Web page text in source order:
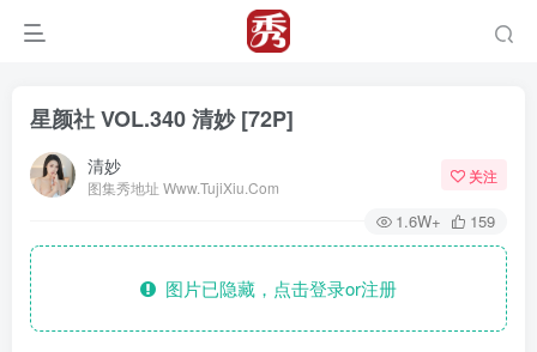
星颜社 VOL.340 清妙 [72P]
清妙
图集秀地址 Www.TujiXiu.Com
关注
1.6W+ 159
图片已隐藏，点击登录or注册